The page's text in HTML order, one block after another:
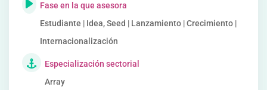
Fase en la que asesora
Estudiante | Idea, Seed | Lanzamiento | Crecimiento |
Internacionalización
Especialización sectorial
Array